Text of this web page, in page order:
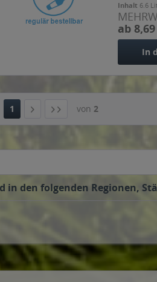
Inhalt 6.6
ab
In
1 von 2
den folgenden Regionen,